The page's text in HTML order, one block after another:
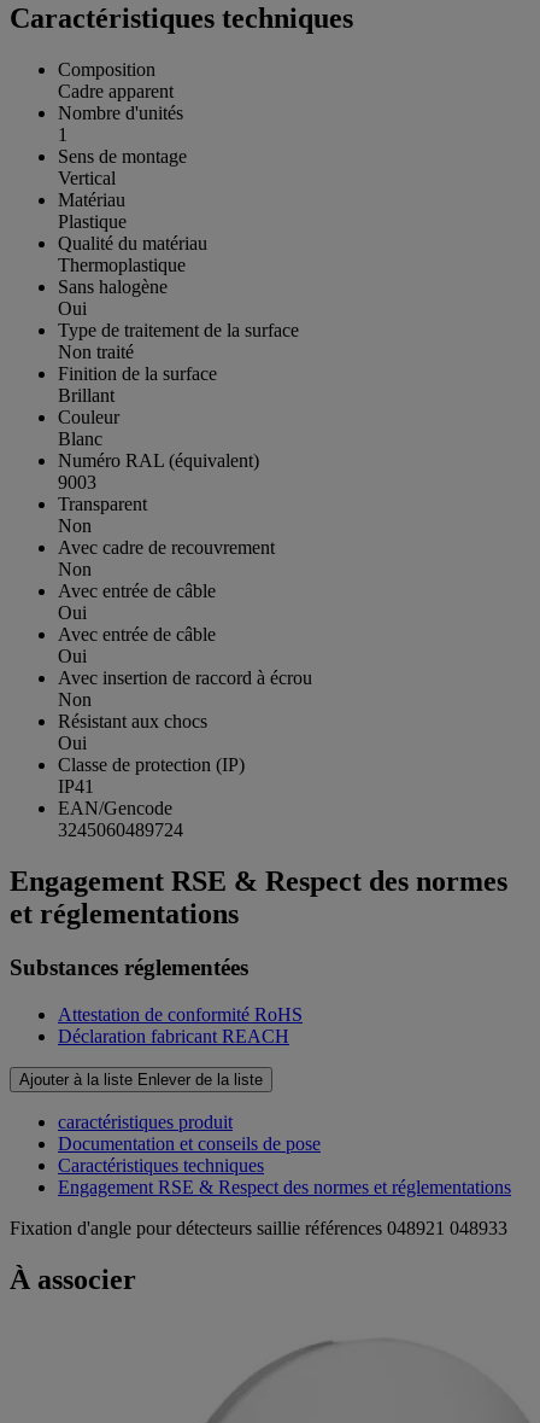
Caractéristiques techniques
Composition
Cadre apparent
Nombre d'unités
1
Sens de montage
Vertical
Matériau
Plastique
Qualité du matériau
Thermoplastique
Sans halogène
Oui
Type de traitement de la surface
Non traité
Finition de la surface
Brillant
Couleur
Blanc
Numéro RAL (équivalent)
9003
Transparent
Non
Avec cadre de recouvrement
Non
Avec entrée de câble
Oui
Avec entrée de câble
Oui
Avec insertion de raccord à écrou
Non
Résistant aux chocs
Oui
Classe de protection (IP)
IP41
EAN/Gencode
3245060489724
Engagement RSE & Respect des normes
et réglementations
Substances réglementées
Attestation de conformité RoHS
Déclaration fabricant REACH
Ajouter à la liste Enlever de la liste
caractéristiques produit
Documentation et conseils de pose
Caractéristiques techniques
Engagement RSE & Respect des normes et réglementations
Fixation d'angle pour détecteurs saillie références 048921 048933
À associer